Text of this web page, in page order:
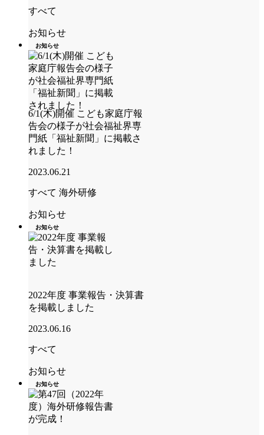
すべて
お知らせ
お知らせ
6/1(木)開催 こども家庭庁報
告会の様子が社会福祉界専
門紙「福祉新聞」に掲載さ
れました！
2023.06.21
すべて 海外研修
お知らせ
お知らせ
2022年度 事業報告・決算書
を掲載しました
2023.06.16
すべて
お知らせ
お知らせ